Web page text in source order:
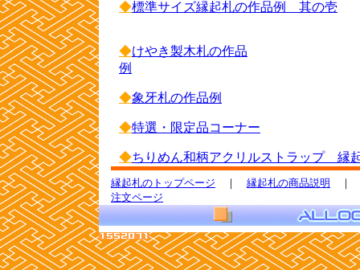
◆標準サイズ縁起札の作品例 其の壱
◆けやき製木札の作品
例
◆象牙札の作品例
◆特選・限定品コーナー
◆ちりめん和柄アクリルストラップ 縁
縁起札のトップページ ｜ 縁起札の商品説明
注文ページ